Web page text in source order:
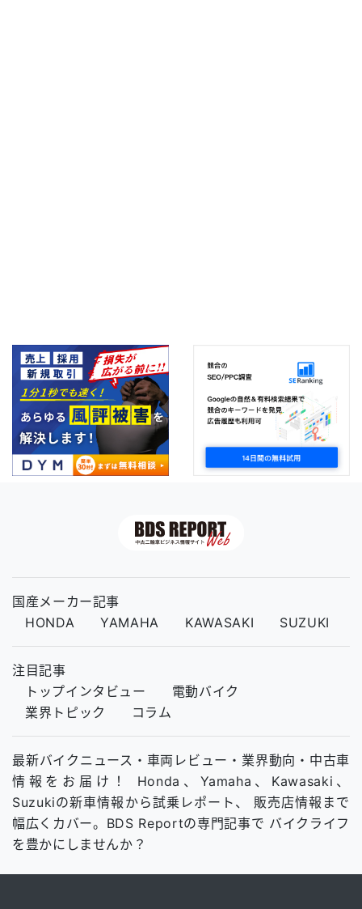
国産メーカー記事
HONDA
YAMAHA KAWASAKI SUZUKI
注目記事
トップインタビュー
電動バイク
業界トピック
コラム
最新バイクニュース・車両レビュー・業界動向・中古車
情報をお届け！ Honda、Yamaha、Kawasaki、
Suzukiの新車情報から試乗レポート、 販売店情報まで
幅広くカバー。BDS Reportの専門記事で バイクライフ
を豊かにしませんか？